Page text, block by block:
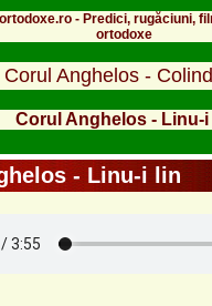
- Predici, rugăciuni,
ortodoxe
Corul Anghelos -
Corul Anghelos - Linu-i
- Linu-i lin